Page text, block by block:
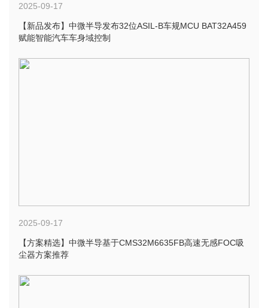
2025-09-17
【新品发布】中微半导发布32位ASIL-B车规MCU BAT32A459
赋能智能汽车车身域控制
2025-09-17
【方案精选】中微半导基于CMS32M6635FB高速无感FOC吸
尘器方案推荐